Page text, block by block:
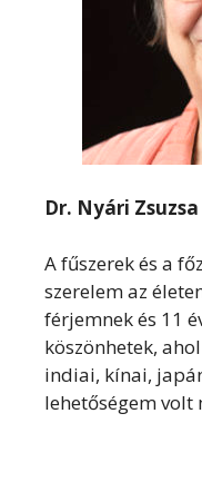
Dr. Nyári Zsuzsa
A fűszerek és a
szerelem az
férjemnek és 11
köszönhetek,
indiai, kínai,
lehetőségem volt